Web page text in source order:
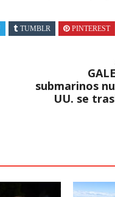
TUMBLR PINTEREST
submarinos
UU. se